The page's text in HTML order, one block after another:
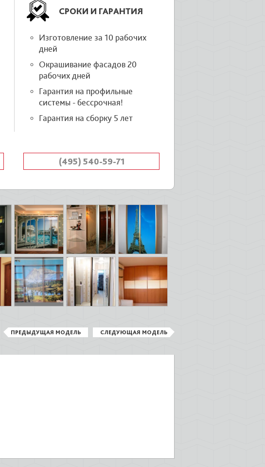
СРОКИ И ГАРАНТИЯ
Изготовление за 10 рабочих
дней
Окрашивание фасадов 20
рабочих дней
Гарантия на профильные
системы - бессрочная!
Гарантия на сборку 5 лет
(495) 540-59-71
ПРЕДЫДУЩАЯ МОДЕЛЬ СЛЕДУЮЩАЯ МОДЕЛЬ